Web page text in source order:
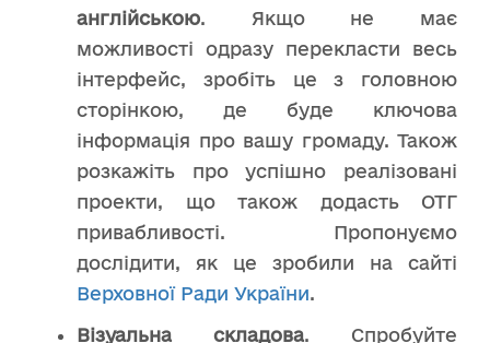
англійською. Якщо не має
можливості одразу перекласти весь
інтерфейс, зробіть це з головною
сторінкою, де буде ключова
інформація про вашу громаду. Також
розкажіть про успішно реалізовані
проекти, що також додасть ОТГ
привабливості. Пропонуємо
дослідити, як це зробили на сайті
Верховної Ради України.
Візуальна складова. Спробуйте